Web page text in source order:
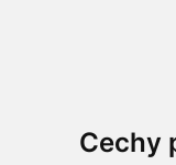
Cechy